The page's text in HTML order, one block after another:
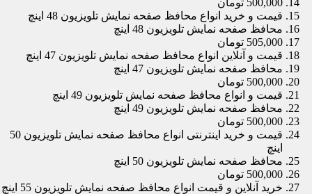
500,000 تومان
قیمت و خرید انواع محافظ صفحه نمایش تلویزیون 48 اینچ
محافظ صفحه نمایش تلویزیون 48 اینچ
505,000 تومان
قیمت و آنلاین انواع محافظ صفحه نمایش تلویزیون 47 اینچ
محافظ صفحه نمایش تلویزیون 47 اینچ
500,000 تومان
قیمت و انواع محافظ صفحه نمایش تلویزیون 49 اینچ
محافظ صفحه نمایش تلویزیون 49 اینچ
500,000 تومان
قیمت و خرید اینترنتی انواع محافظ صفحه نمایش تلویزیون 50
اینچ
محافظ صفحه نمایش تلویزیون 50 اینچ
500,000 تومان
خرید آنلاین و قیمت انواع محافظ صفحه نمایش تلویزیون 55 اینچ